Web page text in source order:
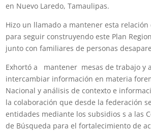
en Nuevo Laredo, Tamaulipas.
Hizo un llamado a mantener esta
para seguir construyendo este Plan
junto con familiares de personas
Exhortó a mantener mesas de trabajo y
intercambiar información en materia
Nacional y análisis de contexto e
la colaboración que desde la federación
entidades mediante los subsidios s a las
de Búsqueda para el fortalecimiento de